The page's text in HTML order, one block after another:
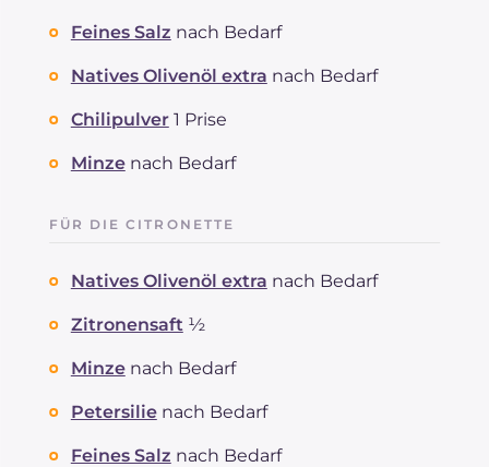
Feines Salz nach Bedarf
Natives Olivenöl extra nach Bedarf
Chilipulver 1 Prise
Minze nach Bedarf
FÜR DIE CITRONETTE
Natives Olivenöl extra nach Bedarf
Zitronensaft ½
Minze nach Bedarf
Petersilie nach Bedarf
Feines Salz nach Bedarf